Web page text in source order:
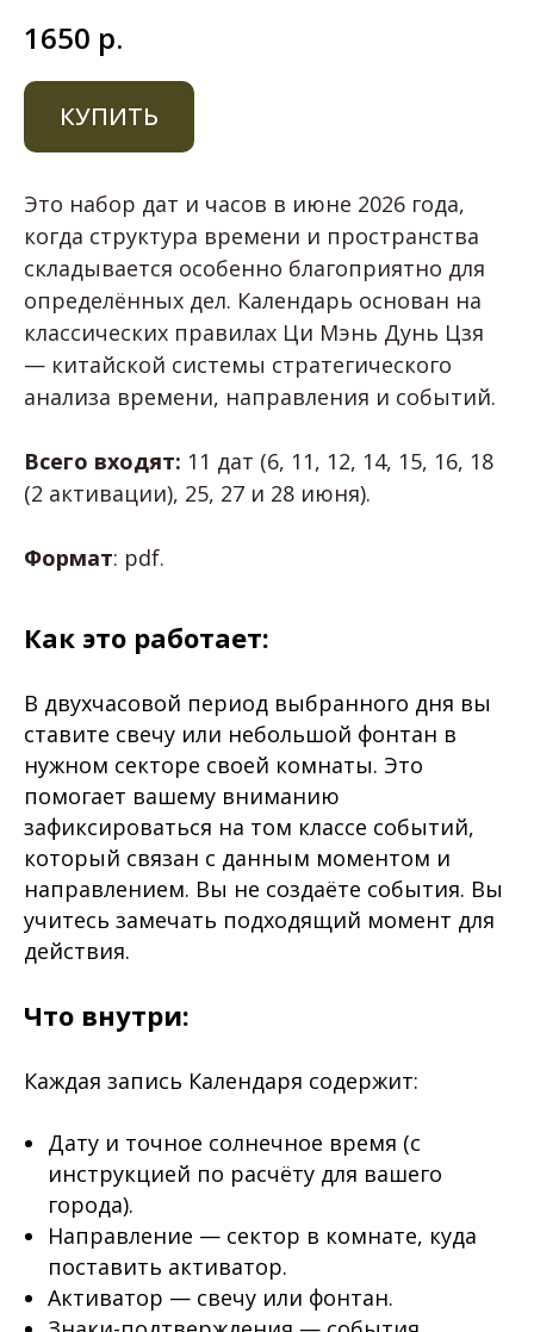
1650 р.
КУПИТЬ
Это набор дат и часов в июне 2026 года,
когда структура времени и пространства
складывается особенно благоприятно для
определённых дел. Календарь основан на
классических правилах Ци Мэнь Дунь Цзя
— китайской системы стратегического
анализа времени, направления и событий.
Всего входят: 11 дат (6, 11, 12, 14, 15, 16, 18
(2 активации), 25, 27 и 28 июня).
Формат: pdf.
Как это работает:
В двухчасовой период выбранного дня вы
ставите свечу или небольшой фонтан в
нужном секторе своей комнаты. Это
помогает вашему вниманию
зафиксироваться на том классе событий,
который связан с данным моментом и
направлением. Вы не создаёте события. Вы
учитесь замечать подходящий момент для
действия.
Что внутри:
Каждая запись Календаря содержит:
Дату и точное солнечное время (с
инструкцией по расчёту для вашего
города).
Направление — сектор в комнате, куда
поставить активатор.
Активатор — свечу или фонтан.